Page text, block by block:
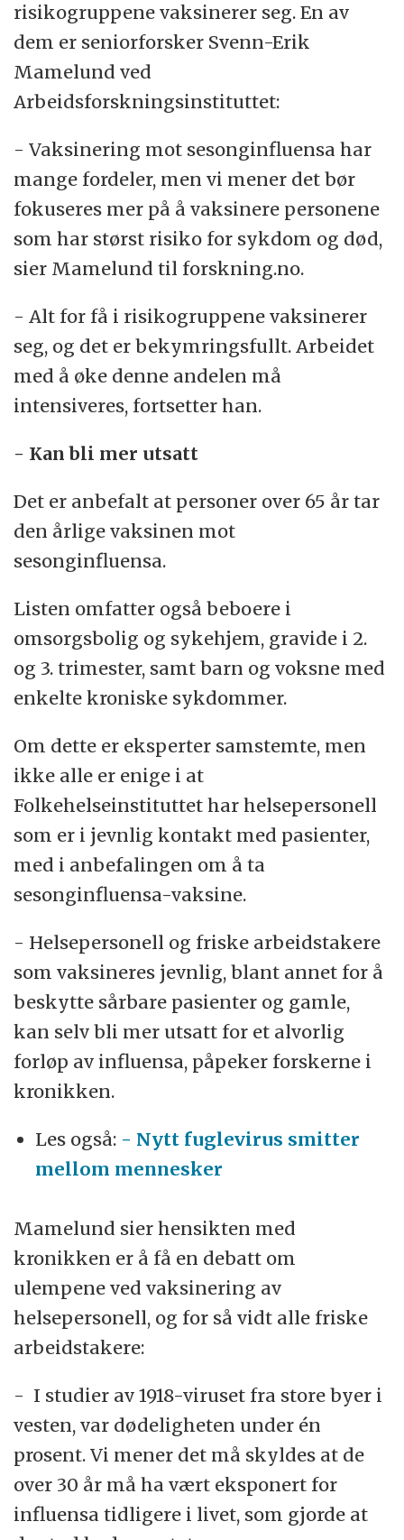
Til synspunktet om at friske bør ha
influensasykdom for å stå bedre rustet mot
senere infeksjoner, skriver de blant annet:
foreløpig om det skal legges til grunn for
vaksineråd. Det er nødvendig med mer
forskning. Vi synes ikke argumentet nå er
sterkt nok når det avveies mot gevinstene
ved vaksinering av helsepersonell.
risikogruppene vaksinerer seg. En av
dem er seniorforsker Svenn-Erik
Mamelund ved
Arbeidsforskningsinstituttet:
- Vaksinering mot sesonginfluensa har
mange fordeler, men vi mener det bør
fokuseres mer på å vaksinere personene
som har størst risiko for sykdom og død,
sier Mamelund til forskning.no.
- Alt for få i risikogruppene vaksinerer
seg, og det er bekymringsfullt. Arbeidet
med å øke denne andelen må
intensiveres, fortsetter han.
- Kan bli mer utsatt
Det er anbefalt at personer over 65 år tar
den årlige vaksinen mot
sesonginfluensa.
Listen omfatter også beboere i
omsorgsbolig og sykehjem, gravide i 2.
og 3. trimester, samt barn og voksne med
enkelte kroniske sykdommer.
Om dette er eksperter samstemte, men
ikke alle er enige i at
Folkehelseinstituttet har helsepersonell
som er i jevnlig kontakt med pasienter,
med i anbefalingen om å ta
sesonginfluensa-vaksine.
- Helsepersonell og friske arbeidstakere
som vaksineres jevnlig, blant annet for å
beskytte sårbare pasienter og gamle,
kan selv bli mer utsatt for et alvorlig
forløp av influensa, påpeker forskerne i
kronikken.
Les også: - Nytt fuglevirus smitter
mellom mennesker
Mamelund sier hensikten med
kronikken er å få en debatt om
ulempene ved vaksinering av
helsepersonell, og for så vidt alle friske
arbeidstakere:
- I studier av 1918-viruset fra store byer i
vesten, var dødeligheten under én
prosent. Vi mener det må skyldes at de
over 30 år må ha vært eksponert for
influensa tidligere i livet, som gjorde at